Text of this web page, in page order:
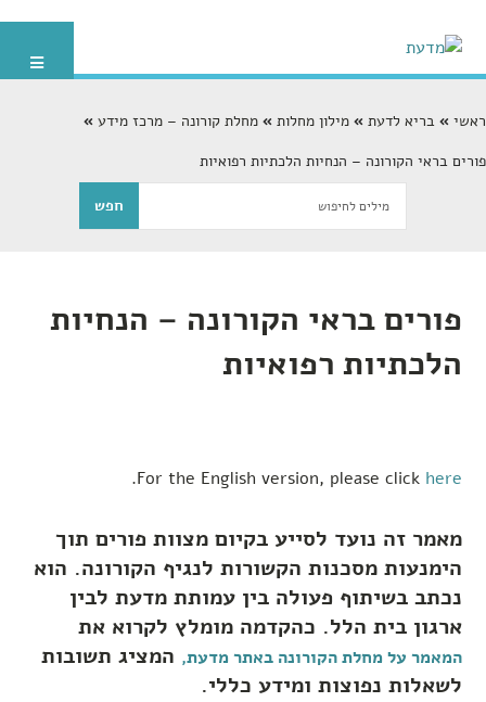
ראשי בריא לדעת מילון מחלות
מחלת קורונה – מרכז מידע
פורים בראי הקורונה – הנחיות הלכתיות רפואיות
פורים בראי הקורונה – הנחיות
הלכתיות רפואיות
For the English version, please click here
.
מאמר זה נועד לסייע בקיום מצוות פורים תוך
הימנעות מסכנות הקשורות לנגיף הקורונה. הוא
נכתב בשיתוף פעולה בין עמותת מדעת לבין
ארגון בית הלל. כהקדמה מומלץ לקרוא את
המאמר על מחלת הקורונה באתר מדעת, המציג תשובות
לשאלות נפוצות ומידע כללי.